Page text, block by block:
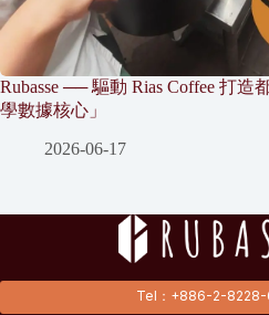
Rubasse ── 驅動 Rias Coffee 打造
學數據核心」
2026-06-17
Tel：+886-2-8228-